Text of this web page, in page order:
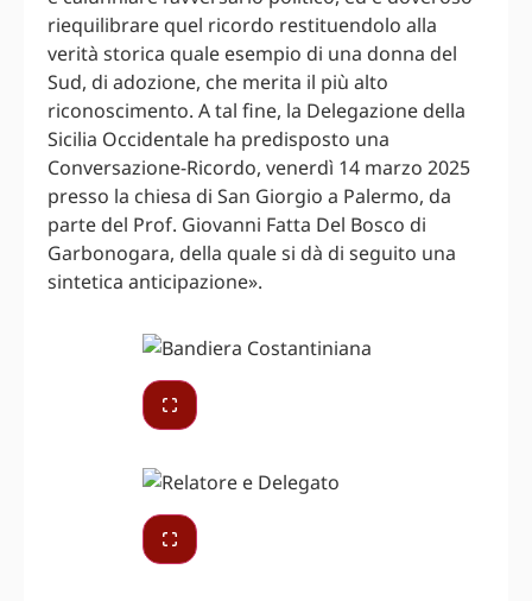
riequilibrare quel ricordo restituendolo alla
verità storica quale esempio di una donna del
Sud, di adozione, che merita il più alto
riconoscimento. A tal fine, la Delegazione della
Sicilia Occidentale ha predisposto una
Conversazione-Ricordo, venerdì 14 marzo 2025
presso la chiesa di San Giorgio a Palermo, da
parte del Prof. Giovanni Fatta Del Bosco di
Garbonogara, della quale si dà di seguito una
sintetica anticipazione».